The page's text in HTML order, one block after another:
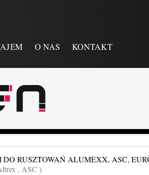
O NAS KONTAKT
DO RUSZTOWAŃ ALUMEXX, ASC,
, ASC )